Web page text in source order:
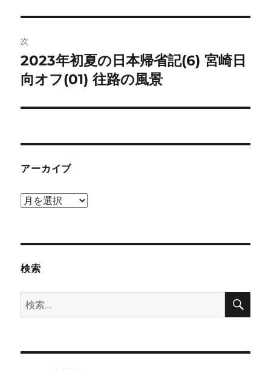
ビ
ゲ
ー
ン
稿:
次
次
の
稿:
2023年初夏の日本帰省記(6) 宮崎日
向オフ(01) 往路の風景
アーカイブ
ア
ブ
検索
検
索:
検